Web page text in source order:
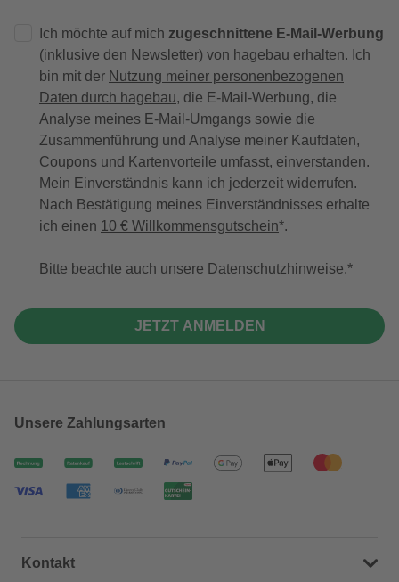
Ich möchte auf mich zugeschnittene E-Mail-Werbung
(inklusive den Newsletter) von hagebau erhalten. Ich
bin mit der Nutzung meiner personenbezogenen
Daten durch hagebau, die E-Mail-Werbung, die
Analyse meines E-Mail-Umgangs sowie die
Zusammenführung und Analyse meiner Kaufdaten,
Coupons und Kartenvorteile umfasst, einverstanden.
Mein Einverständnis kann ich jederzeit widerrufen.
Nach Bestätigung meines Einverständnisses erhalte
ich einen 10 € Willkommensgutschein*.
Bitte beachte auch unsere Datenschutzhinweise.
JETZT ANMELDEN
Unsere Zahlungsarten
Kontakt